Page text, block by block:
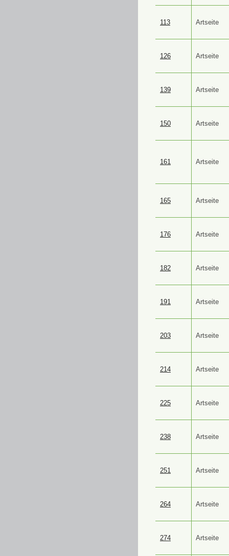
113 Artseite
126 Artseite
139 Artseite
150 Artseite
161 Artseite
165 Artseite
176 Artseite
182 Artseite
191 Artseite
203 Artseite
214 Artseite
225 Artseite
238 Artseite
251 Artseite
264 Artseite
274 Artseite